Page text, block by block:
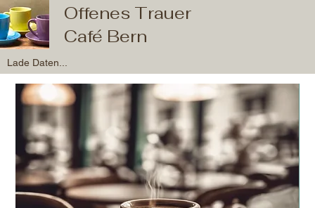
Lade Daten...
Offenes Trauer
Café Bern